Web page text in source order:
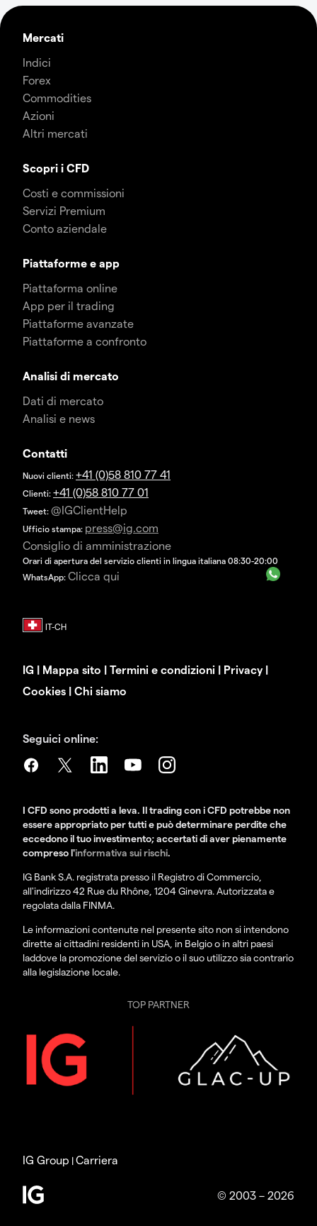
Mercati
Indici
Forex
Commodities
Azioni
Altri mercati
Scopri i CFD
Costi e commissioni
Servizi Premium
Conto aziendale
Piattaforme e app
Piattaforma online
App per il trading
Piattaforme avanzate
Piattaforme a confronto
Analisi di mercato
Dati di mercato
Analisi e news
Contatti
Nuovi clienti: +41 (0)58 810 77 41
Clienti: +41 (0)58 810 77 01
Tweet: @IGClientHelp
Ufficio stampa: press@ig.com
Consiglio di amministrazione
Orari di apertura del servizio clienti in lingua italiana 08:30-20:00
WhatsApp: Clicca qui
IG | Mappa sito | Termini e condizioni | Privacy|
Cookies | Chi siamo
Seguici online:
I CFD sono prodotti a leva. Il trading con i CFD potrebbe non
essere appropriato per tutti e può determinare perdite che
eccedono il tuo investimento; accertati di aver pienamente
compreso l'informativa sui rischi.
IG Bank S.A. registrata presso il Registro di Commercio,
all'indirizzo 42 Rue du Rhône, 1204 Ginevra. Autorizzata e
regolata dalla FINMA.
Le informazioni contenute nel presente sito non si intendono
dirette ai cittadini residenti in USA, in Belgio o in altri paesi
laddove la promozione del servizio o il suo utilizzo sia contrario
alla legislazione locale.
TOP PARTNER
© 2003 – 2026
IG Group |Carriera